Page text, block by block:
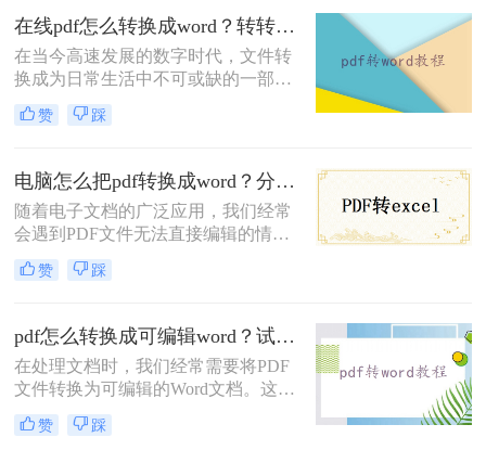
改文档的时候，Word文档却更为方
便。因此，pdf文档怎么转换成word文
档就成了许多人关心的问题。
在线pdf怎么转换成word？转转大师教你在线转换！
在当今高速发展的数字时代，文件转
换成为日常生活中不可或缺的一部
分。特别是对于经常需要处理大量文
档的人来说，快速而准确地将PDF文
时间和精力。那么，在线pdf怎么转换
成word呢？答案就是使用转转大师在
线转换方法！本文将为您详细介绍转
转大师的功能和操作步骤，让您在文
件转换的道路上事半功倍。
赞 踩
电脑怎么把pdf转换成word？分享四种简单方法！
随着电子文档的广泛应用，我们经常
会遇到PDF文件无法直接编辑的情
况。幸运的是，有一种简单而高效的
方法可以将PDF文件转换成可编辑的
和编辑。那么电脑怎么把pdf转换成
word呢？本文将为您介绍几种方法和
工具，让您轻松实现这个目标。
赞 踩
pdf怎么转换成可编辑word？试试这三种方法！
在处理文档时，我们经常需要将PDF
文件转换为可编辑的Word文档。这不
仅方便编辑和修改，还可以确保格式
的一致性。那么pdf怎么转换成可编辑
赞 踩